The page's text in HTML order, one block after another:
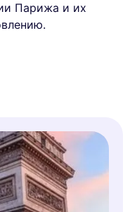
Парижа и их